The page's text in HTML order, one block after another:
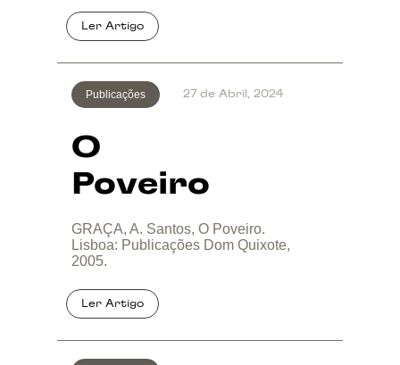
Publicações
O
Poveiro
27 de Abril, 2024
GRAÇA, A. Santos, O Poveiro.
Lisboa: Publicações Dom Quixote,
2005.